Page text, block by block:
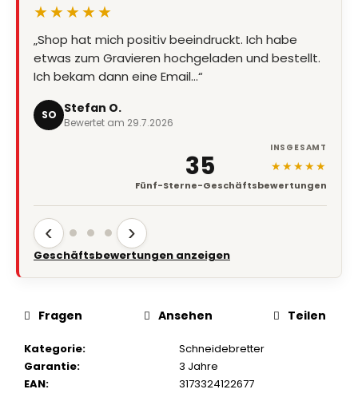
★★★★★
„Shop hat mich positiv beeindruckt. Ich habe
etwas zum Gravieren hochgeladen und bestellt.
Ich bekam dann eine Email…“
SO Stefan O.
Bewertet am 29.7.2026
INSGESAMT
35 ★★★★★
Fünf-Sterne-Geschäftsbewertungen
‹ ›
Geschäftsbewertungen anzeigen
Kategorie:
Schneidebretter
Garantie:
3 Jahre
EAN: 3173324122677
Fragen Ansehen Teilen